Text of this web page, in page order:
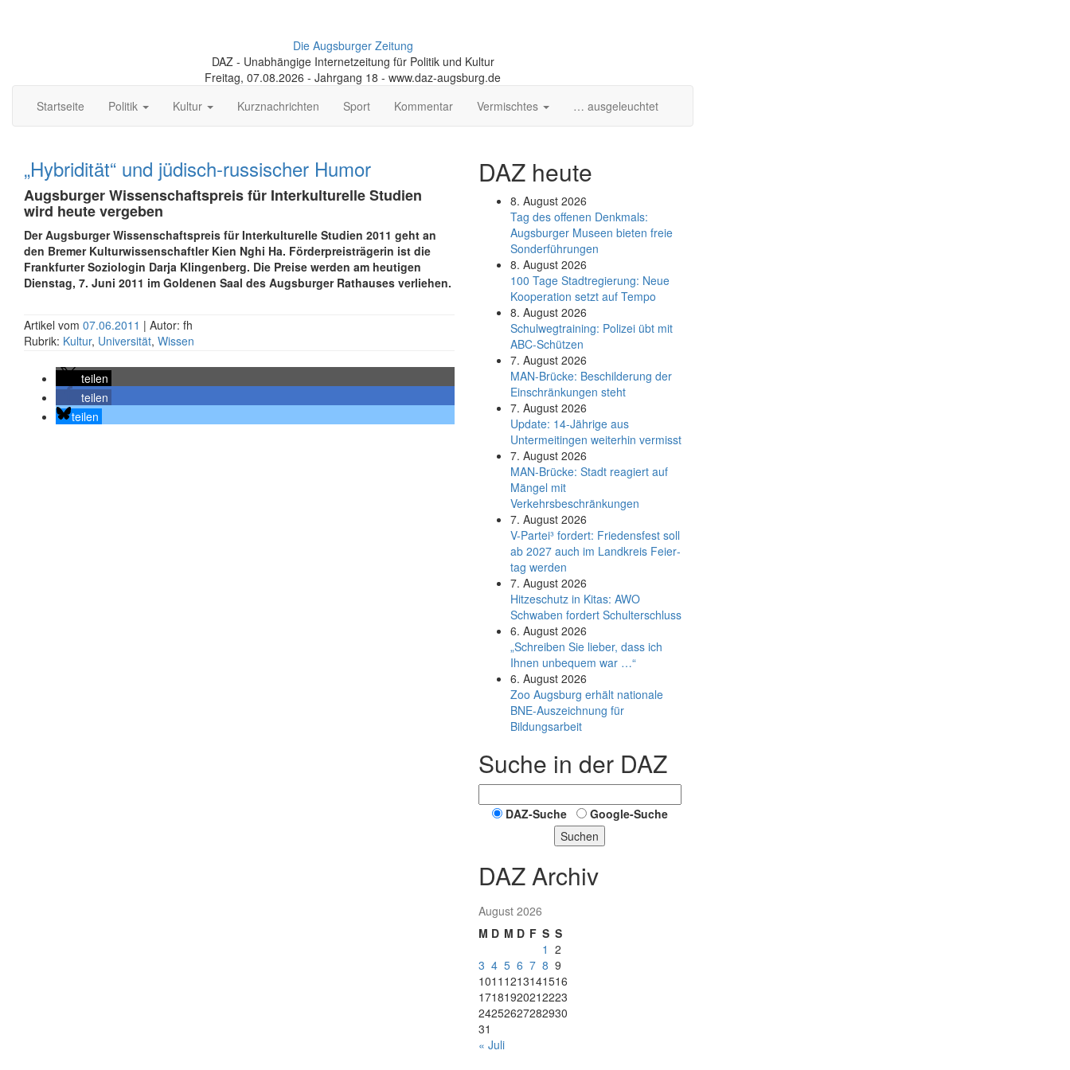
Die Augsburger Zeitung
DAZ - Unabhängige Internetzeitung für Politik und Kultur
Freitag, 07.08.2026 - Jahrgang 18 - www.daz-augsburg.de
Startseite
Politik Kultur Kurznachrichten Sport Kommentar Vermischtes … ausgeleuchtet
„Hybridität“ und jüdisch-russischer Humor
Augsburger Wissenschaftspreis für Interkulturelle Studien
wird heute vergeben
Der Augsburger Wissenschaftspreis für Interkulturelle Studien 2011 geht an
den Bremer Kulturwissenschaftler Kien Nghi Ha. Förderpreisträgerin ist die
Frankfurter Soziologin Darja Klingenberg. Die Preise werden am heutigen
Dienstag, 7. Juni 2011 im Goldenen Saal des Augsburger Rathauses verliehen.
Artikel vom 07.06.2011 | Autor: fh
Rubrik: Kultur, Universität, Wissen
teilen
teilen
teilen
DAZ heute
8. August 2026
Tag des offenen Denkmals:
Augsburger Museen bieten freie
Sonderführungen
8. August 2026
100 Tage Stadtregierung: Neue
Kooperation setzt auf Tempo
8. August 2026
Schul­weg­trai­ning: Poli­zei übt mit
ABC-Schüt­zen
7. August 2026
MAN-Brücke: Beschilderung der
Einschränkungen steht
7. August 2026
Update: 14-Jährige aus
Untermeitingen weiterhin vermisst
7. August 2026
MAN-Brücke: Stadt reagiert auf
Mängel mit
Verkehrsbeschränkungen
7. August 2026
V-Partei­³ fordert: Friedens­fest soll
ab 2027 auch im Land­kreis Feier­
tag werden
7. August 2026
Hitzeschutz in Kitas: AWO
Schwaben fordert Schulterschluss
6. August 2026
„Schreiben Sie lieber, dass ich
Ihnen unbequem war …“
6. August 2026
Zoo Augsburg erhält nationale
BNE-Auszeichnung für
Bildungsarbeit
Suche in der DAZ
DAZ-Suche
Google-Suche
Suchen
DAZ Archiv
August 2026
M D M D F S S
1 2
3 4 5 6 7 8 9
1011 1213141516
17181920212223
24252627282930
31
« Juli